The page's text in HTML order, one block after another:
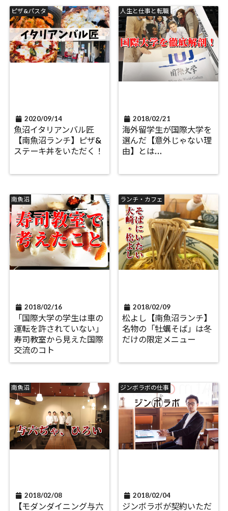
ピザ&パスタ
2020/09/14
魚沼イタリアンバル匠
【南魚沼ランチ】ピザ&
ステーキ丼をいただく！
人生と仕事と転職
2018/02/21
海外留学生が国際大学を
選んだ【意外じゃない理
由】とは…
南魚沼
2018/02/16
「国際大学の学生は車の
運転を許されていない」
寿司教室から見えた国際
交流のコト
ランチ・カフェ
2018/02/09
松よし【南魚沼ランチ】
名物の「牡蠣そば」は冬
だけの限定メニュー
南魚沼
2018/02/08
【モダンダイニング与六
ジンボラボの仕事
2018/02/04
ジンボラボが契約いただ